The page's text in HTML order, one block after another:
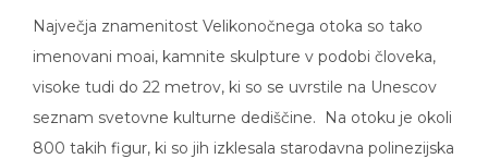
Največja znamenitost Velikonočnega otoka so tako
imenovani moai, kamnite skulpture v podobi človeka,
visoke tudi do 22 metrov, ki so se uvrstile na Unescov
seznam svetovne kulturne dediščine. Na otoku je okoli
800 takih figur, ki so jih izklesala starodavna polinezijska